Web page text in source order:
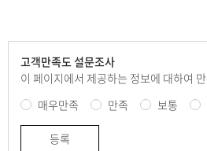
고객만족도 설문조사
이 페이지에서 제공하는 정보에 대하여
매우만족
만족 보통
등록